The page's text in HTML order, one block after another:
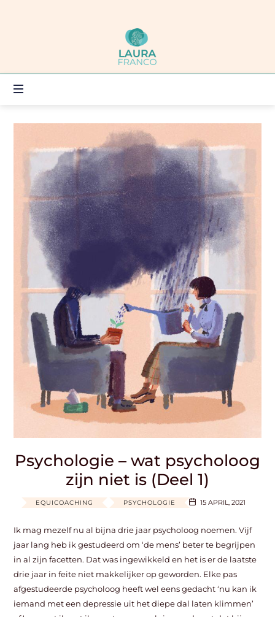
Laura
Franco
OF
ZOEKEN
EEN
Psychologie – wat psycholoog
zijn niet is (Deel 1)
EQUICOACHING PSYCHOLOGIE 15 APRIL, 2021
Ik mag mezelf nu al bijna drie jaar psycholoog noemen. Vijf
jaar lang heb ik gestudeerd om ‘de mens’ beter te begrijpen
in al zijn facetten. Dat was ingewikkeld en het is er de laatste
drie jaar in feite niet makkelijker op geworden. Elke pas
afgestudeerde psycholoog heeft wel eens gedacht ‘nu kan ik
iemand met een depressie uit het diepe dal laten klimmen’